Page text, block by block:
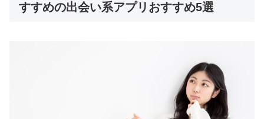
すすめの出会い系アプリおすすめ5選